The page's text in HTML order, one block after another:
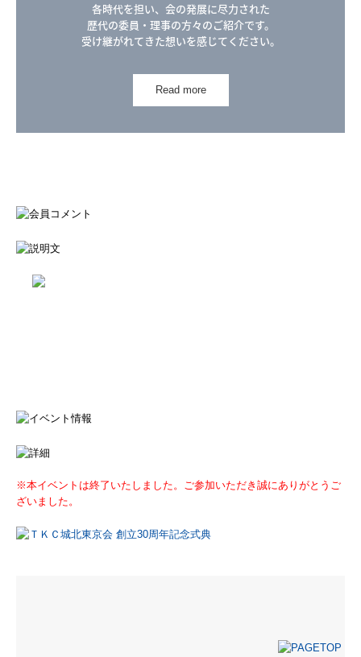
各時代を担い、会の発展に尽力された
歴代の委員・理事の方々のご紹介です。
受け継がれてきた想いを感じてください。
Read more
※本イベントは終了いたしました。ご参加いただき誠にありがとうご
ざいました。